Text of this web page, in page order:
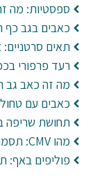
ספסטיות: מה
כאבים בגב כף
תאים סרטניים:
רעד פרפורי
מה זה כאב גב
כאבים עם
תחושת שריפה
מהו CMV: תסמינים, הדבקה ובדיקות
פוליפים באף: